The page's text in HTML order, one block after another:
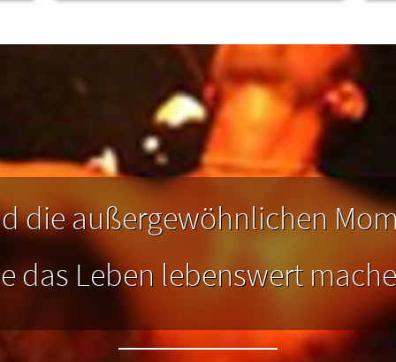
regionalen Gästekarten und wofür Du
sie nutzen kannst, z. B. inklusive:
ÖPNV- & WLAN-Nutzung in der Region.
die außergewöhnlichen
das Leben lebenswert